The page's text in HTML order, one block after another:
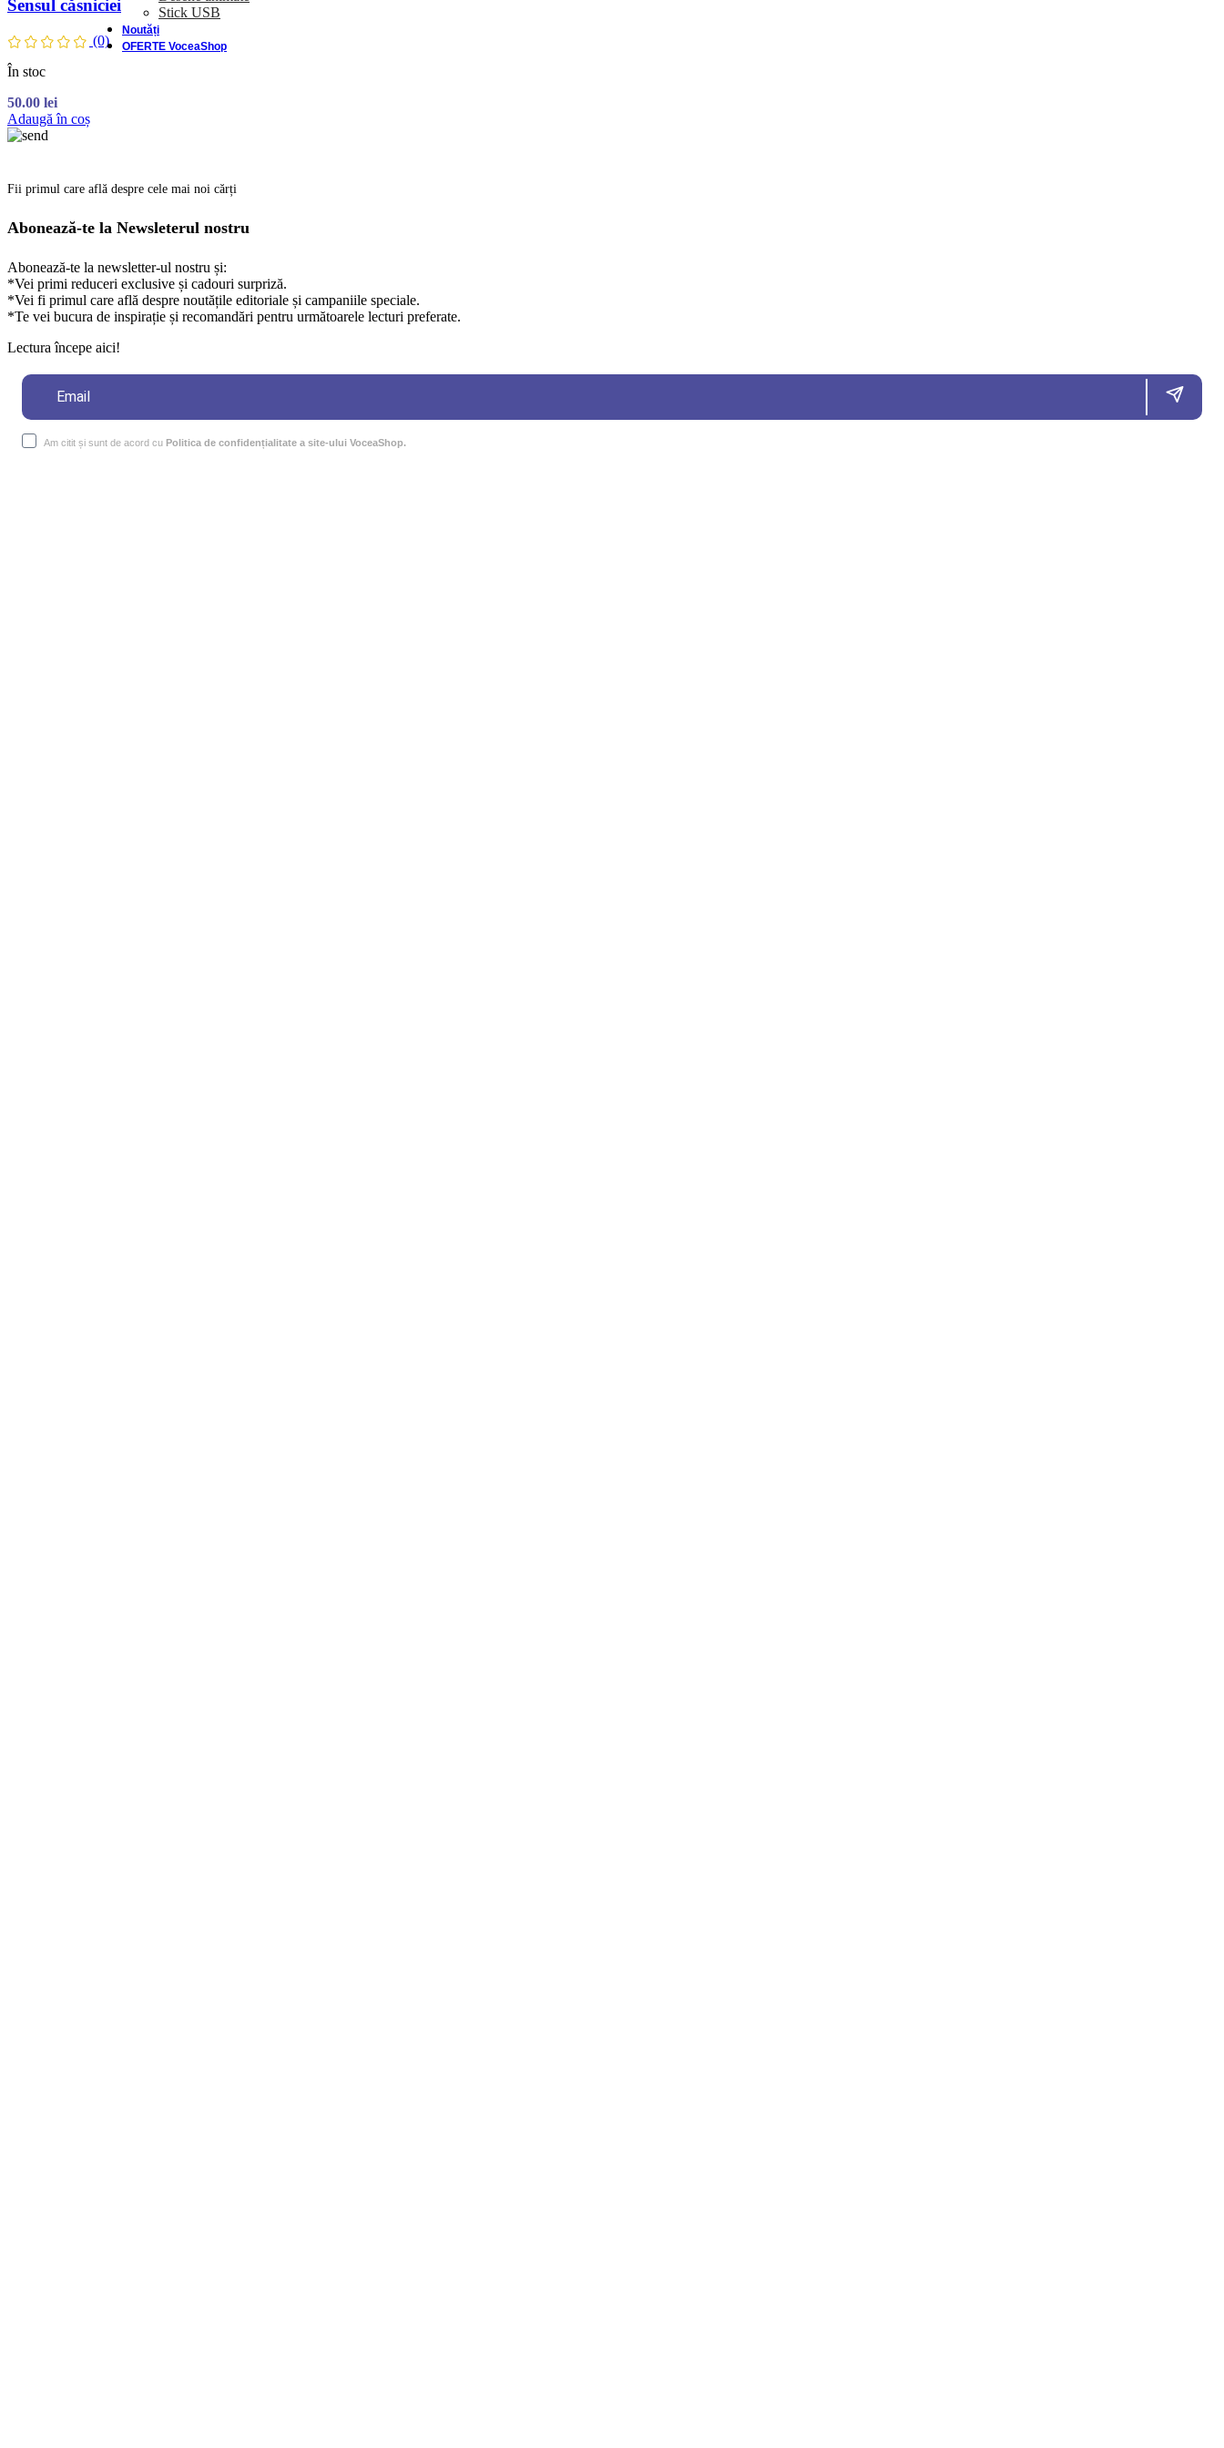
Stick USB
Noutăți
OFERTE VoceaShop
Sensul căsniciei
(0)
În stoc
50.00 lei
Adaugă în coș
Fii primul care află despre cele mai noi cărți
Abonează-te la Newsleterul nostru
Abonează-te la newsletter-ul nostru și:
*Vei primi reduceri exclusive și cadouri surpriză.
*Vei fi primul care află despre noutățile editoriale și campaniile speciale.
*Te vei bucura de inspirație și recomandări pentru următoarele lecturi preferate.
Lectura începe aici!
Am citit și sunt de acord cu Politica de confidențialitate a site-ului VoceaShop.